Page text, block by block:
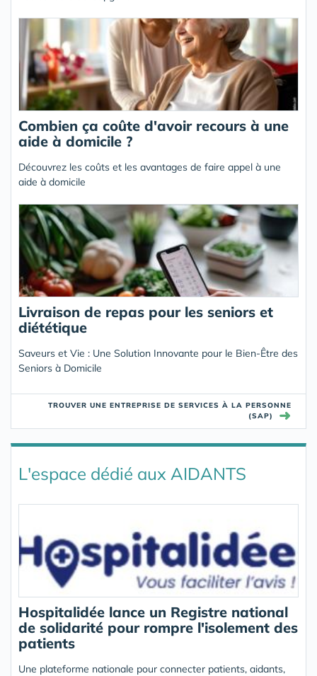
Combien ça coûte d'avoir recours à une
aide à domicile ?
Découvrez les coûts et les avantages de faire appel à une
aide à domicile
Livraison de repas pour les seniors et
diététique
Saveurs et Vie : Une Solution Innovante pour le Bien-Être des
Seniors à Domicile
TROUVER UNE ENTREPRISE DE SERVICES À LA PERSONNE
(SAP)
➜
L'espace dédié aux AIDANTS
Hospitalidée lance un Registre national
de solidarité pour rompre l'isolement des
patients
Une plateforme nationale pour connecter patients, aidants,